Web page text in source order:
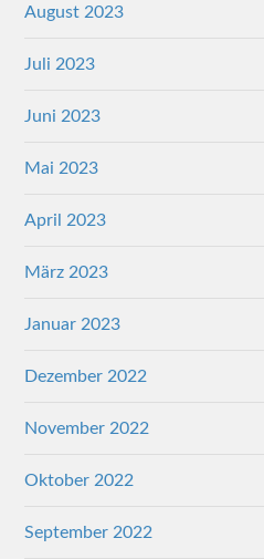
August 2023
Juli 2023
Juni 2023
Mai 2023
April 2023
März 2023
Januar 2023
Dezember 2022
November 2022
Oktober 2022
September 2022